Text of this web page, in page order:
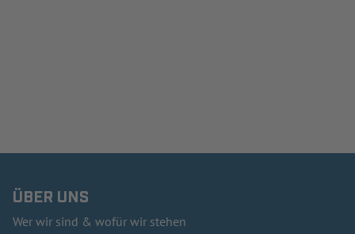
ÜBER UNS
Wer wir sind & wofür wir stehen